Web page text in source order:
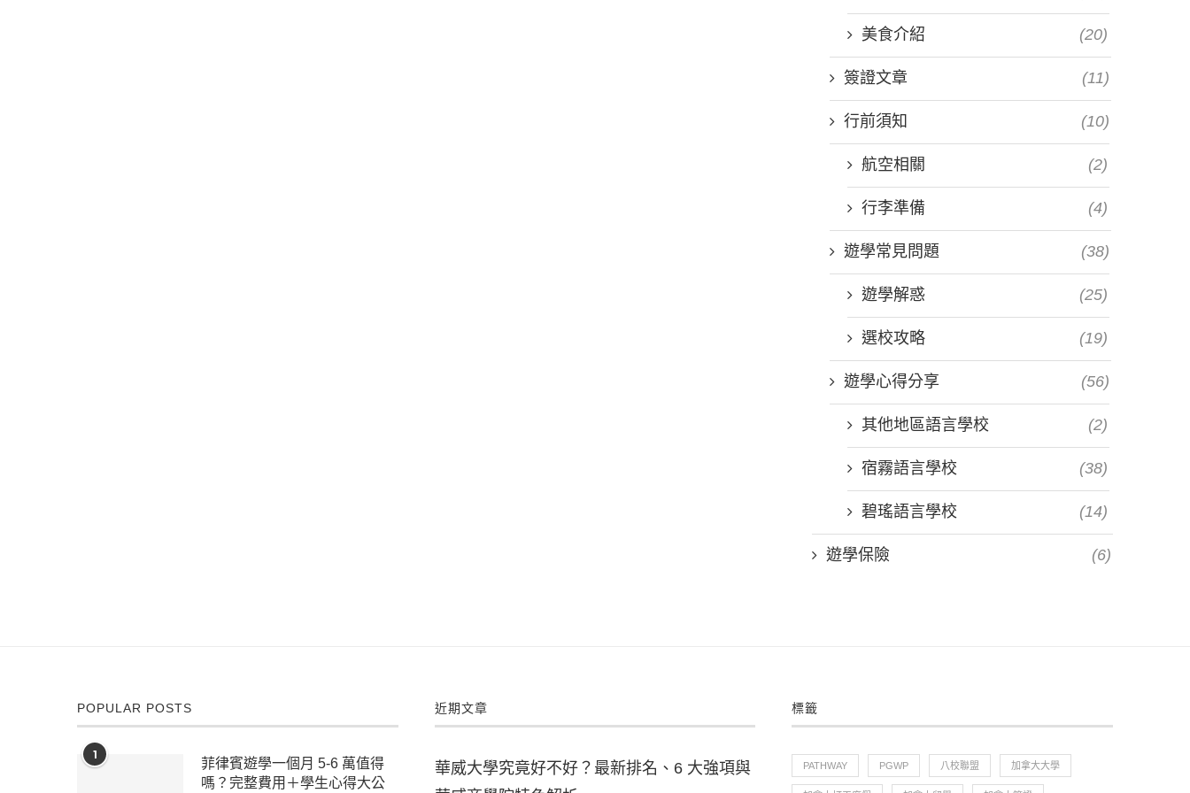
美食介紹 (20)
簽證文章 (11)
行前須知 (10)
航空相關 (2)
行李準備 (4)
遊學常見問題 (38)
遊學解惑 (25)
選校攻略 (19)
遊學心得分享 (56)
其他地區語言學校 (2)
宿霧語言學校 (38)
碧瑤語言學校 (14)
遊學保險 (6)
POPULAR POSTS
1
菲律賓遊學一個月 5-6 萬值得
嗎？完整費用＋學生心得大公
近期文章
華威大學究竟好不好？最新排名、6 大強項與
標籤
PATHWAY PGWP 八校聯盟 加拿大大學